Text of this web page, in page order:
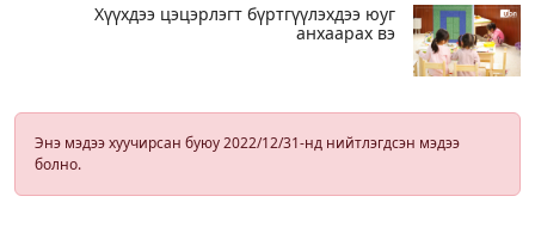
Хүүхдээ цэцэрлэгт бүртгүүлэхдээ юуг
анхаарах вэ
Энэ мэдээ хуучирсан буюу 2022/12/31-нд нийтлэгдсэн мэдээ
болно.